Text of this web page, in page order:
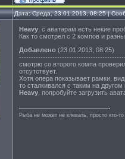
Дата: Среда, 23.01.2013, 08:25 |
Heavy , с аватарам есть некие
Как то смотрел с 2 компов и
Добавлено (23.01.2013, 08:25)
смотрю со второго компа
отсутствует.
Хотя опера показывает рамки,
то сталкивался с таким на
Heavy , попробуйте загрузить
Рыба не может не клевать, просто кто-